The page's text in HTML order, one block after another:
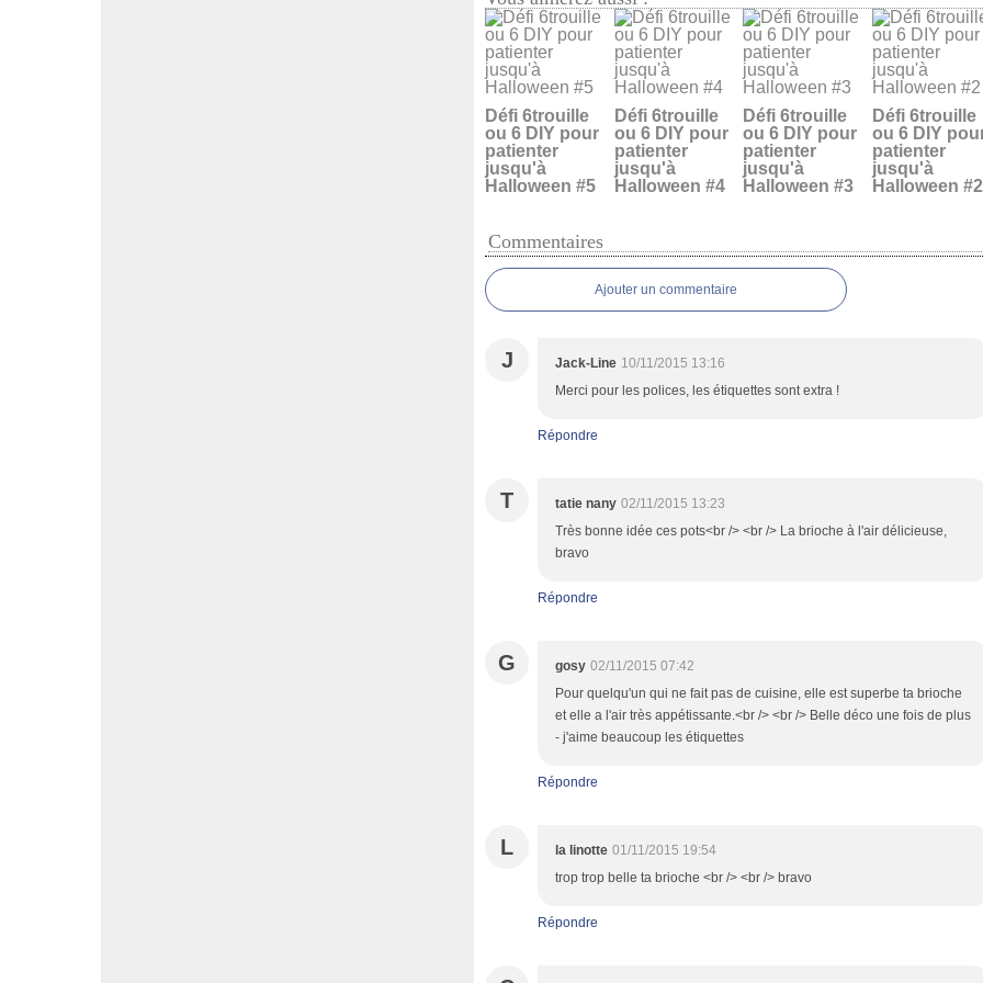
Défi 6trouille
ou 6 DIY pour
patienter
jusqu'à
Halloween #5
Défi 6trouille
ou 6 DIY pour
patienter
jusqu'à
Halloween #4
Défi 6trouille
ou 6 DIY pour
patienter
jusqu'à
Halloween #3
Défi 6trouille
ou 6 DIY
patienter
jusqu'à
Halloween #2
Commentaires
Ajouter un commentaire
J Jack-Line 10/11/2015 13:16
Merci pour les polices, les étiquettes sont extra !
Répondre
T tatie nany 02/11/2015 13:23
Très bonne idée ces pots<br /> <br /> La brioche à l'air délicieuse,
bravo
Répondre
G gosy 02/11/2015 07:42
Pour quelqu'un qui ne fait pas de cuisine, elle est superbe ta brioche
et elle a l'air très appétissante.<br /> <br /> Belle déco une fois de plus
- j'aime beaucoup les étiquettes
Répondre
L la linotte 01/11/2015 19:54
trop trop belle ta brioche <br /> <br /> bravo
Répondre